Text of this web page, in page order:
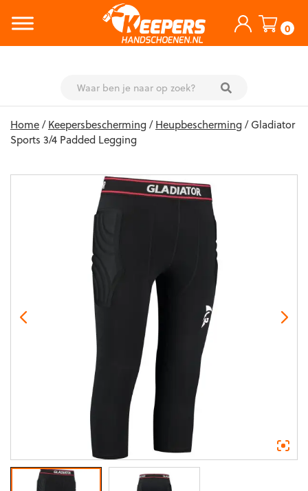
0
content
Home/Keepersbescherming/Heupbescherming/ Gladiator
Sports 3/4 Padded Legging